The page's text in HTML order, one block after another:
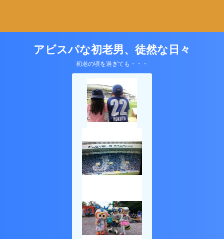
アビスパな初老男、徒然な日々
初老の頃を過ぎても・・・